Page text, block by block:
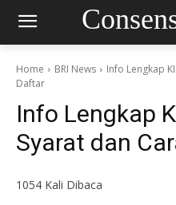
Home BRI News
Info Lengkap
Daftar
Info Lengkap
Syarat dan
1054 Kali Dibaca